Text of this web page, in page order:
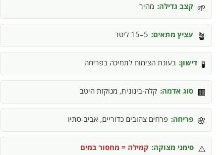
🌱 קצב גדילה: מהיר
🪴 עציץ מתאים: 5–15 ליטר
🧪 דישון: בעונת הצימוח לתמיכה בפריחה
🟫 סוג אדמה: קלה-בינונית, מנוקזת היטב
🌸 פריחה: פרחים צהובים כדוריים, אביב-סתיו
⚠️ סימני מצוקה: קמילה = מחסור במים